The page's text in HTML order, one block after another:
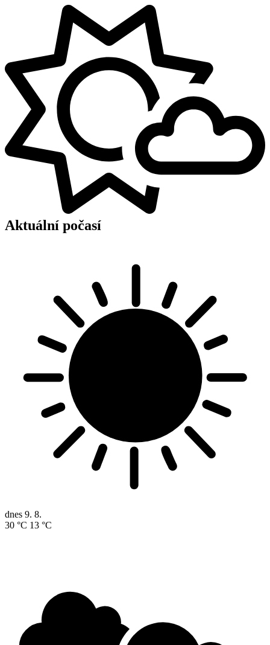
Aktuální počasí
dnes 9. 8.
30 °C 13 °C